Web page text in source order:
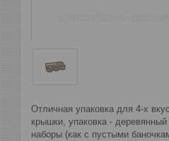
Отличная упаковка для 4-х
крышки, упаковка -
наборы (как с пустыми